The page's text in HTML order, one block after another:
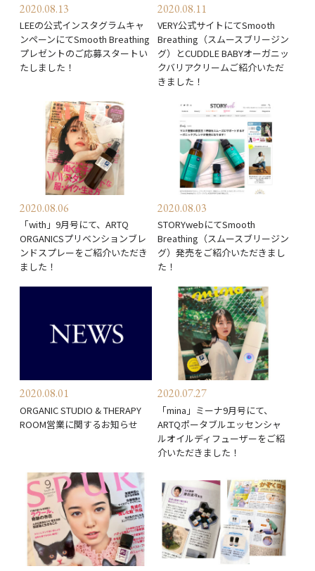
2020.08.13
LEEの公式インスタグラムキャ
ンペーンにてSmooth Breathing
プレゼントのご応募スタートい
たしました！
2020.08.11
VERY公式サイトにてSmooth
Breathing（スムースブリージン
グ）とCUDDLE BABYオーガニッ
クバリアクリームご紹介いただ
きました！
2020.08.06
「with」9月号にて、ARTQ
ORGANICSプリベンションブレ
ンドスプレーをご紹介いただき
ました！
2020.08.03
STORYwebにてSmooth
Breathing（スムースブリージン
グ）発売をご紹介いただきまし
た！
2020.08.01
ORGANIC STUDIO & THERAPY
ROOM営業に関するお知らせ
2020.07.27
「mina」ミーナ9月号にて、
ARTQポータブルエッセンシャ
ルオイルディフューザーをご紹
介いただきました！